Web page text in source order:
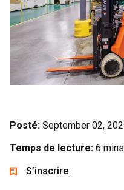
Posté: September 02,
Temps de lecture: 6 mins
S’inscrire